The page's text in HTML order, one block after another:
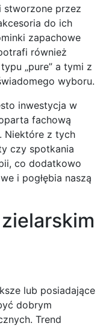
stworzone przez
do ich
zapachowe
również
„pure” a tymi z
wyboru.
inwestycja w
fachową
Niektóre z tych
czy spotkania
co dodatkowo
i pogłębia naszą
lub posiadające
dobrym
Trend